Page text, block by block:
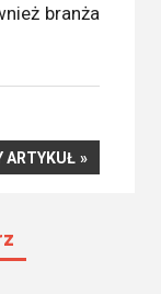
branża
ARTYKUŁ